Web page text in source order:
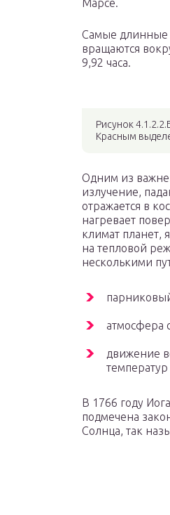
Марсе.
Самые длинные
вращаются
9,92 часа.
Рисунок
Красным
Одним из
излучение,
отражается в
нагревает
климат планет,
на тепловой
несколькими
атмосфера
движение
В 1766 году
подмечена
Солнца, так